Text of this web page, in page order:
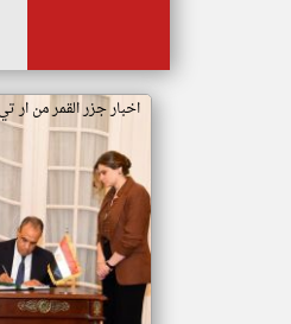
اخبار جزر القمر من ار